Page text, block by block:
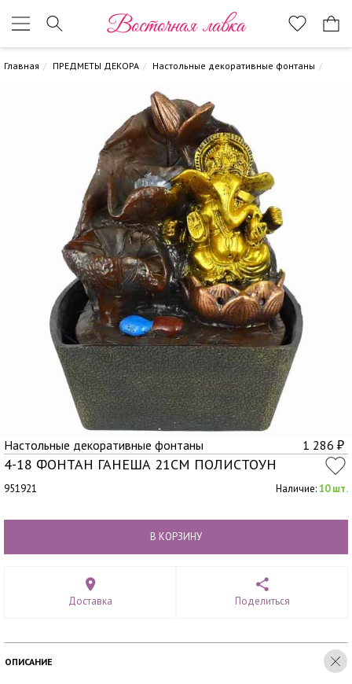
Восточная лавка
Главная ПРЕДМЕТЫ ДЕКОРА Настольные декоративные фонтаны
Настольные декоративные фонтаны 1 286 ₽
4-18 ФОНТАН ГАНЕША 21СМ ПОЛИСТОУН
951921 Наличие:10 шт.
В КОРЗИНУ
Доставка Поделиться
ОПИСАНИЕ